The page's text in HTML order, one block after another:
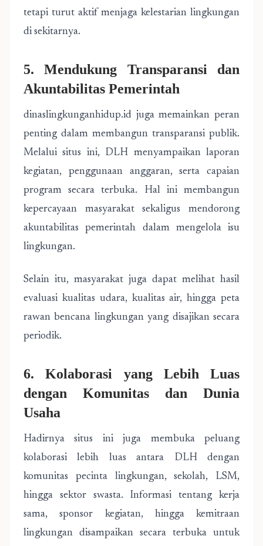
tetapi turut aktif menjaga kelestarian lingkungan
di sekitarnya.
5. Mendukung Transparansi dan
Akuntabilitas Pemerintah
dinaslingkunganhidup.id juga memainkan peran
penting dalam membangun transparansi publik.
Melalui situs ini, DLH menyampaikan laporan
kegiatan, penggunaan anggaran, serta capaian
program secara terbuka. Hal ini membangun
kepercayaan masyarakat sekaligus mendorong
akuntabilitas pemerintah dalam mengelola isu
lingkungan.
Selain itu, masyarakat juga dapat melihat hasil
evaluasi kualitas udara, kualitas air, hingga peta
rawan bencana lingkungan yang disajikan secara
periodik.
6. Kolaborasi yang Lebih Luas
dengan Komunitas dan Dunia
Usaha
Hadirnya situs ini juga membuka peluang
kolaborasi lebih luas antara DLH dengan
komunitas pecinta lingkungan, sekolah, LSM,
hingga sektor swasta. Informasi tentang kerja
sama, sponsor kegiatan, hingga kemitraan
lingkungan disampaikan secara terbuka untuk